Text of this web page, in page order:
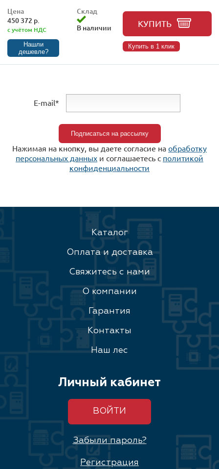
Цена
450 372 р.
с учётом НДС
Нашли
дешевле?
Склад
В наличии
КУПИТЬ
Купить в 1 клик
E-mail*
Нажимая на кнопку, вы даете согласие на обработку
персональных данных и соглашаетесь c политикой
конфиденциальности
Каталог
Оплата и доставка
Свяжитесь с нами
О компании
Гарантия
Контакты
Наш лес
Личный кабинет
ВОЙТИ
Забыли пароль?
Регистрация